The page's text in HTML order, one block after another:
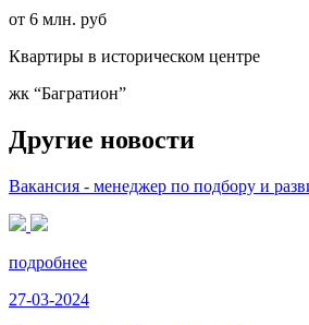
от 6 млн. руб
Квартиры в историческом центре
жк “Багратион”
Другие новости
Вакансия - менеджер по подбору и
подробнее
27-03-2024